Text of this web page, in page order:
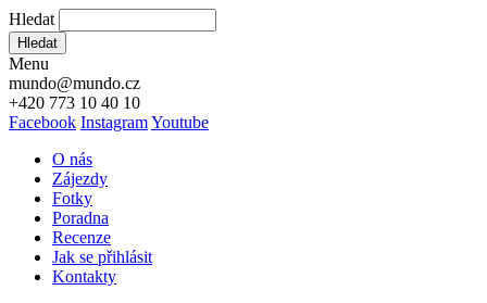
Hledat
Hledat
Menu
mundo@mundo.cz
+420 773 10 40 10
Facebook InstagramYoutube
O nás
Zájezdy
Fotky
Poradna
Recenze
Jak se přihlásit
Kontakty